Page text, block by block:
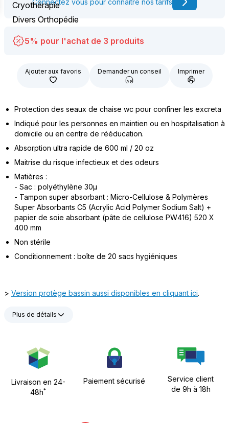
Cryothérapie
Divers Orthopédie
Connectez vous pour connaître nos tarifs
5% pour l'achat de 3 produits
Ajouter aux favoris Demander un conseil Imprimer
Protection des seaux de chaise wc pour confiner les excreta
Indiqué pour les personnes en maintien ou en hospitalisation à
domicile ou en centre de rééducation.
Absorption ultra rapide de 600 ml / 20 oz
Maitrise du risque infectieux et des odeurs
Matières :
- Sac : polyéthylène 30µ
- Tampon super absorbant : Micro-Cellulose & Polymères
Super Absorbants C5 (Acrylic Acid Polymer Sodium Salt) +
papier de soie absorbant (pâte de cellulose PW416) 520 X
400 mm
Non stérile
Conditionnement : boîte de 20 sacs hygiéniques
> Version protège bassin aussi disponibles en cliquant ici.
Plus de détails
Livraison en 24-
48h*
Paiement sécurisé
Service client
de 9h à 18h